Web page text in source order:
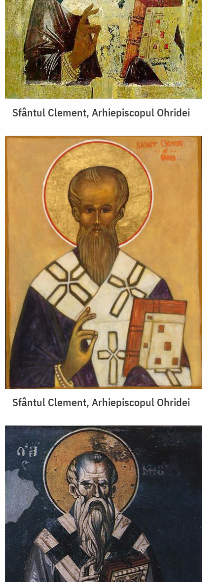
Sfântul Clement, Arhiepiscopul Ohridei
Sfântul Clement, Arhiepiscopul Ohridei